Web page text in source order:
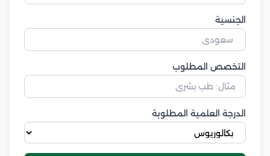
الجنسية
التخصص المطلوب
الدرجة العلمية المطلوبة